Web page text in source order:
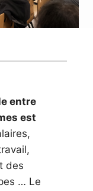
entre
est
des
… Le